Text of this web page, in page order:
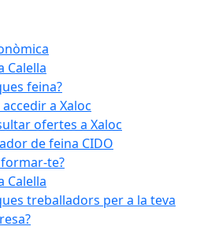
Calella
feina?
accedir a Xaloc
ofertes a Xaloc
de feina CIDO
te?
Calella
treballadors per a la teva